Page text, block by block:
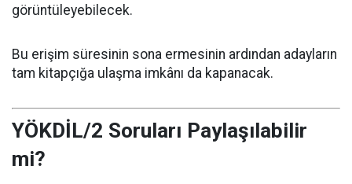
görüntüleyebilecek.
Bu erişim süresinin sona ermesinin ardından adayların
tam kitapçığa ulaşma imkânı da kapanacak.
YÖKDİL/2 Soruları Paylaşılabilir
mi?